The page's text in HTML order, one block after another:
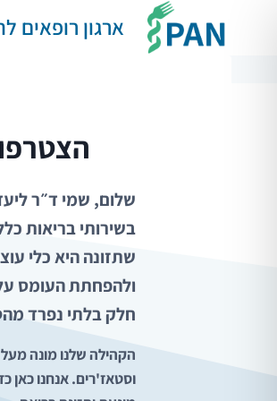
ארגון רופאים
שלום, שמי ד״ר
בשירותי בריאות
שתזונה היא כלי
ולהפחתת העומס
חלק בלתי נפרד
וסטאז'רים. אנחנו כאן